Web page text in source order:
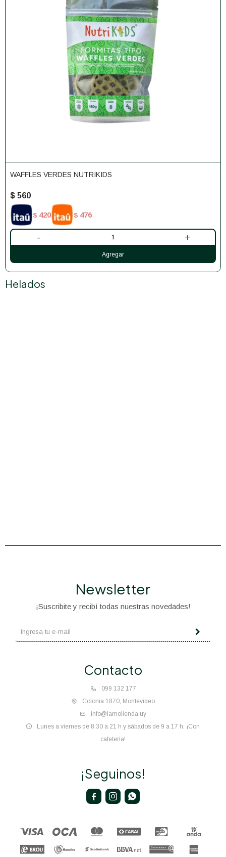
WAFFLES VERDES NUTRIKIDS
$ 560
$ 420 $ 476
- +
Helados
Contacto
099 132 177
Colonia 1870, Montevideo
info@lamolienda.uy
Lunes a viernes de 8:30 a 21 h y sábados de 9 a 17 h. ¡Con
cafetería!
Newsletter
¡Suscribite y recibí todas nuestras novedades!
¡Seguinos!
  